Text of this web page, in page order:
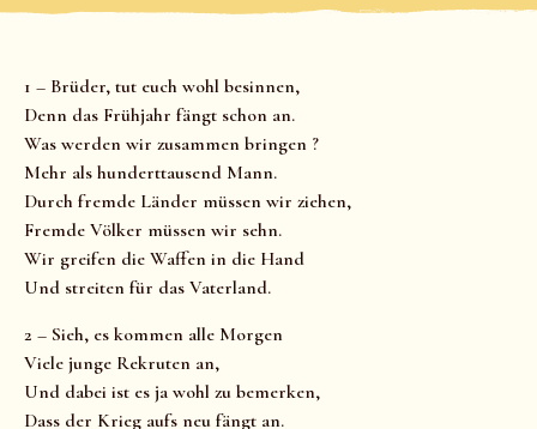
1 – Brüder, tut euch wohl besinnen,
Denn das Frühjahr fängt schon an.
Was werden wir zusammen bringen ?
Mehr als hunderttausend Mann.
Durch fremde Länder müssen wir ziehen,
Fremde Völker müssen wir sehn.
Wir greifen die Waffen in die Hand
Und streiten für das Vaterland.
2 – Sieh, es kommen alle Morgen
Viele junge Rekruten an,
Und dabei ist es ja wohl zu bemerken,
Dass der Krieg aufs neu fängt an.